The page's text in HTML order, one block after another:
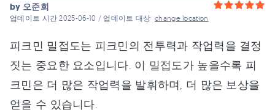
by 오준희
업데이트 시간 2025-06-10 / 업데이트 대상change location
피크민 밀접도는 피크민의 전투력과 작업력을 결정
짓는 중요한 요소입니다. 이 밀접도가 높을수록 피
크민은 더 많은 작업력을 발휘하며, 더 많은 보상을
얻을 수 있습니다.